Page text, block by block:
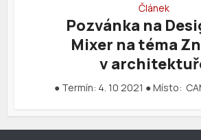
Článek
Pozvánka na
Mixer na téma
v
● Termín: 4. 10 2021 ● Místo: